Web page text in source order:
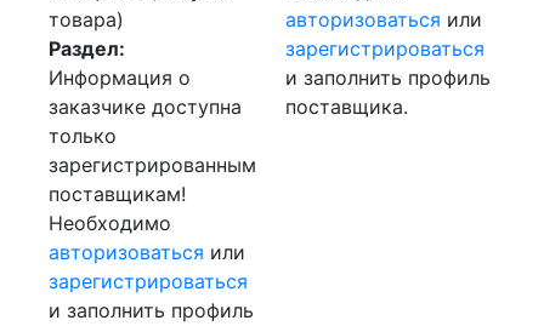
товара)
Раздел:
Информация о
заказчике доступна
только
зарегистрированным
поставщикам!
Необходимо
авторизоваться или
зарегистрироваться
и заполнить профиль
авторизоваться или
зарегистрироваться
и заполнить профиль
поставщика.